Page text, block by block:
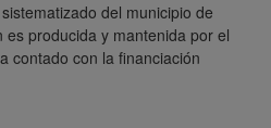
del municipio de
producida y mantenida por el
contado con la financiación